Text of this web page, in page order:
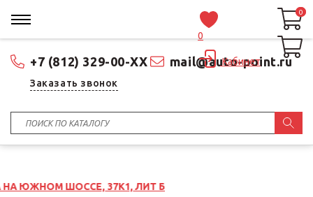
+7 (812) 329-00-XX mail@auto-point.ru
Заказать звонок
0
Кабинет
0
0
37К1, ЛИТ Б